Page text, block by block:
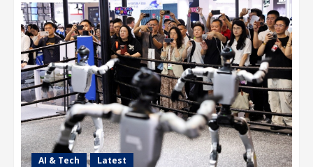
AI & Tech Latest